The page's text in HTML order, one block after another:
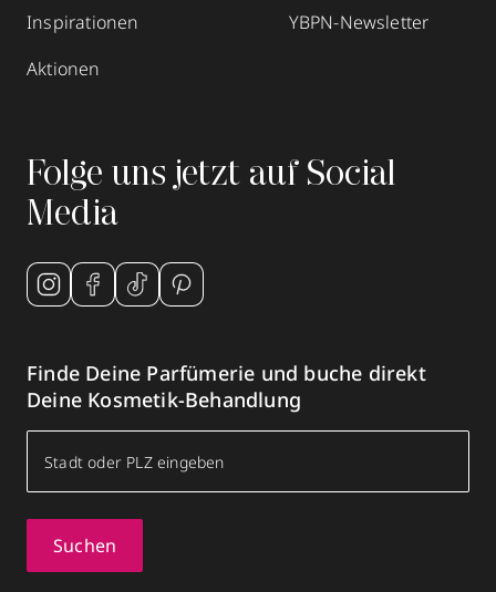
Inspirationen
Aktionen
YBPN-Newsletter
Folge uns jetzt auf Social
Media
Finde Deine Parfümerie und buche direkt
Deine Kosmetik-Behandlung
Suchen